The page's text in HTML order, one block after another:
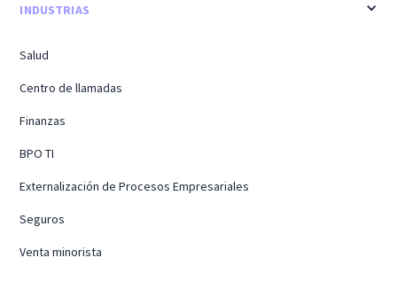
INDUSTRIAS
Salud
Centro de llamadas
Finanzas
BPO TI
Externalización de Procesos Empresariales
Seguros
Venta minorista